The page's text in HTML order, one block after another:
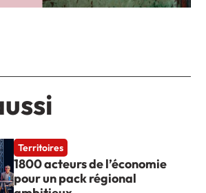
Territoires
1800 acteurs de l’économie
pour un pack régional